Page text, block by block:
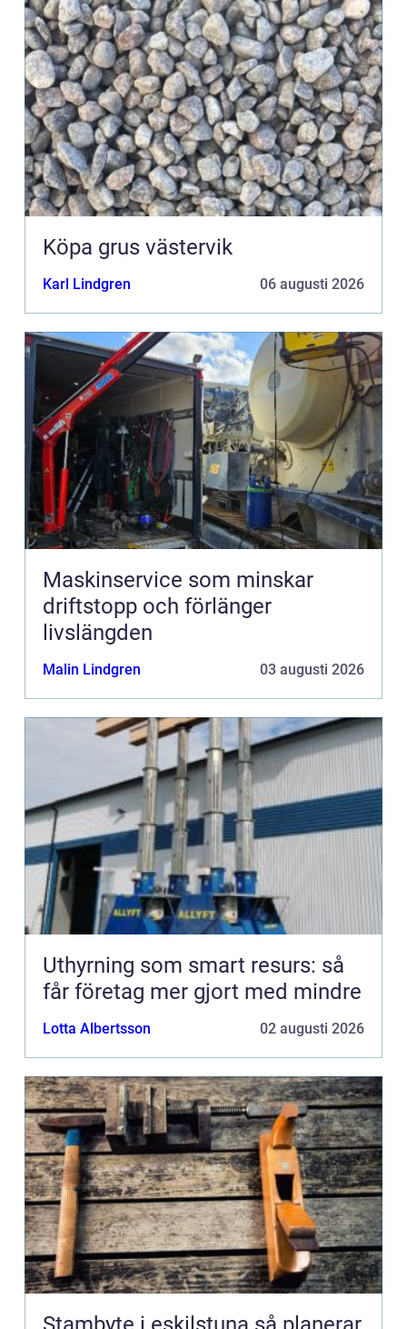
Köpa grus västervik
Karl Lindgren 06 augusti 2026
Maskinservice som minskar
driftstopp och förlänger
livslängden
Malin Lindgren 03 augusti 2026
Uthyrning som smart resurs: så
får företag mer gjort med mindre
Lotta Albertsson 02 augusti 2026